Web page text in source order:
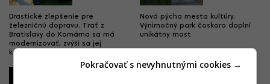
Drastické zlepšenie pre
železničnú dopravu. Trať z
Bratislavy do Komárna sa má
modernizovať, zvýši sa jej
kapacita
Nová pýcha mesta kultúry.
Výnimočný park čoskoro doplní
unikátny most
Pokračovať s nevyhnutnými cookies →